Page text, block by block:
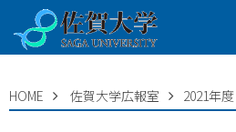
HOME 佐賀大学広報室 2021年度